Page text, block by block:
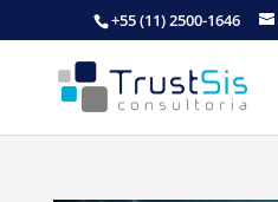
+55 (11) 2500-1646